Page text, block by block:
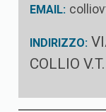
EMAIL:
INDIRIZZO:
COLLIO